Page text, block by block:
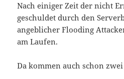
Nach einiger Zeit der nicht
geschuldet durch den
angeblicher Flooding
am Laufen.
Da kommen auch schon zwei